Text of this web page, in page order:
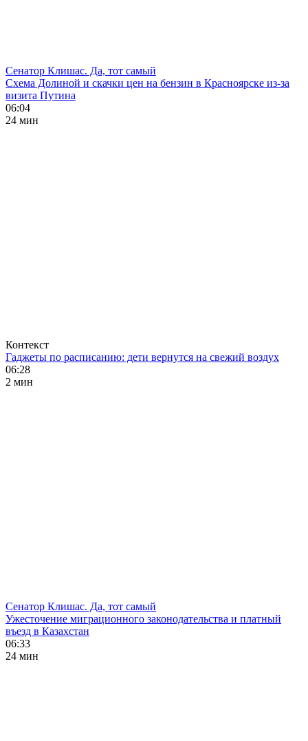
Сенатор Клишас. Да, тот самый
Схема Долиной и скачки цен на бензин в Красноярске из-за
визита Путина
06:04
24 мин
Контекст
Гаджеты по расписанию: дети вернутся на свежий воздух
06:28
2 мин
Сенатор Клишас. Да, тот самый
Ужесточение миграционного законодательства и платный
въезд в Казахстан
06:33
24 мин